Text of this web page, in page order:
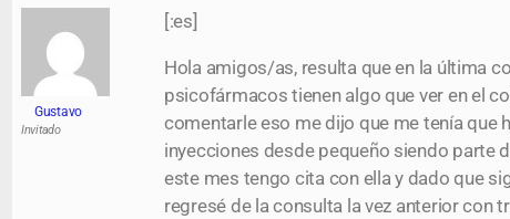
Gustavo
Invitado
[:es]
Hola amigos/as, resulta que en la última
psicofármacos tienen algo que ver en el
comentarle eso me dijo que me tenía que
inyecciones desde pequeño siendo parte
este mes tengo cita con ella y dado que
regresé de la consulta la vez anterior con